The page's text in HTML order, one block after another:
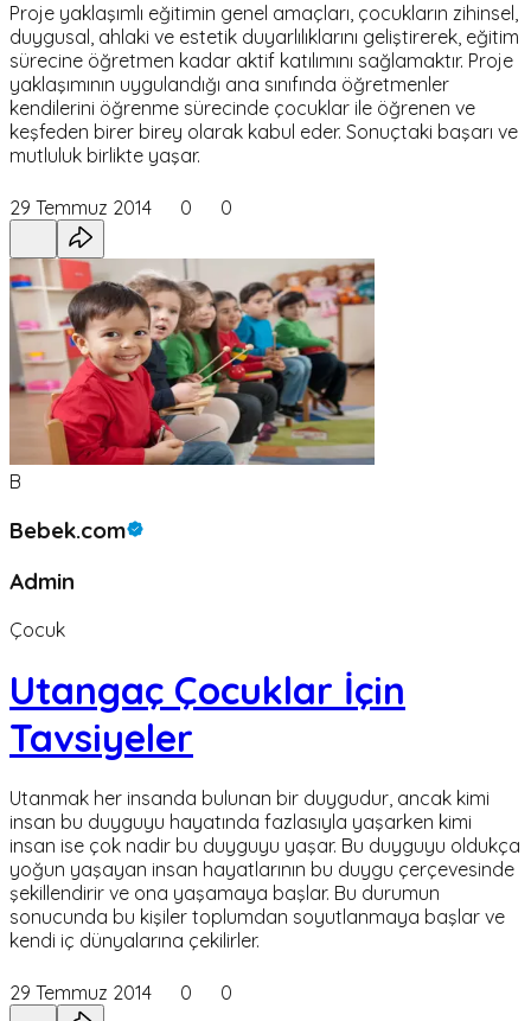
Proje yaklaşımlı eğitimin genel amaçları, çocukların zihinsel,
duygusal, ahlaki ve estetik duyarlılıklarını geliştirerek, eğitim
sürecine öğretmen kadar aktif katılımını sağlamaktır. Proje
yaklaşımının uygulandığı ana sınıfında öğretmenler
kendilerini öğrenme sürecinde çocuklar ile öğrenen ve
keşfeden birer birey olarak kabul eder. Sonuçtaki başarı ve
mutluluk birlikte yaşar.
29 Temmuz 2014 0 0
B
Bebek.com
Admin
Çocuk
Utangaç Çocuklar İçin
Tavsiyeler
Utanmak her insanda bulunan bir duygudur, ancak kimi
insan bu duyguyu hayatında fazlasıyla yaşarken kimi
insan ise çok nadir bu duyguyu yaşar. Bu duyguyu oldukça
yoğun yaşayan insan hayatlarının bu duygu çerçevesinde
şekillendirir ve ona yaşamaya başlar. Bu durumun
sonucunda bu kişiler toplumdan soyutlanmaya başlar ve
kendi iç dünyalarına çekilirler.
29 Temmuz 2014 0 0